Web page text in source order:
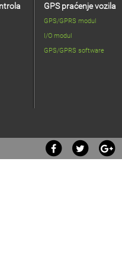
GPS praćenje vozila
GPS/GPRS modul
I/O modul
GPS/GPRS software